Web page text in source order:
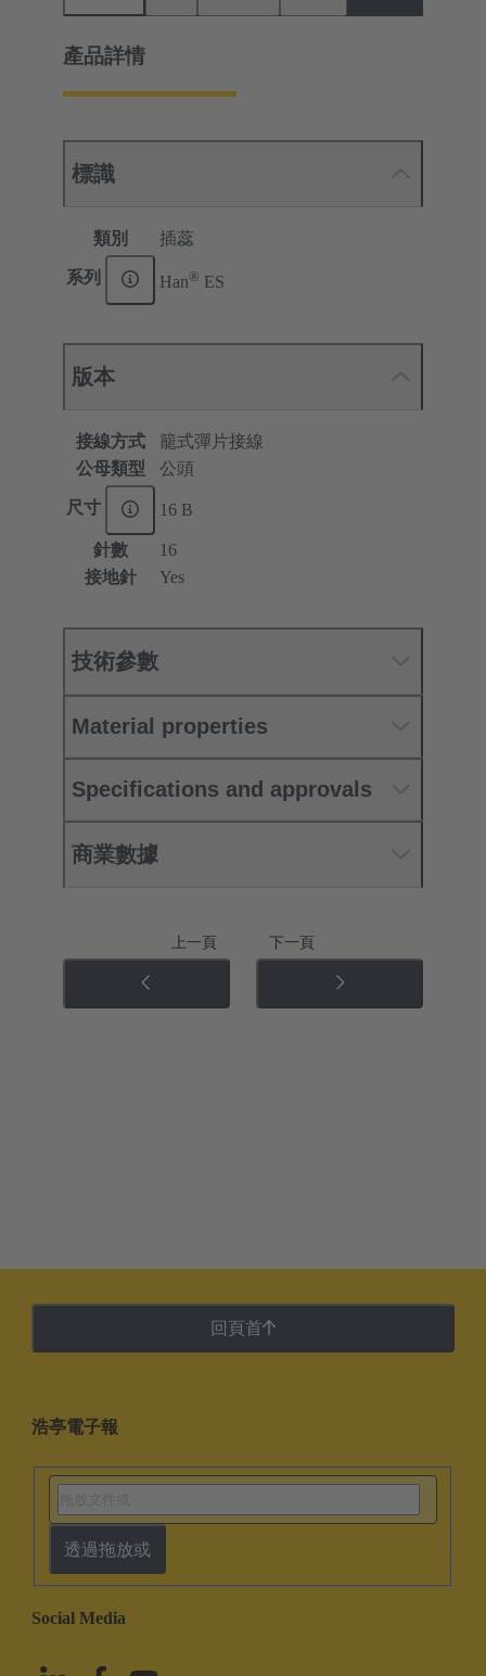
產品詳情
標識
類別 插蕊
系列 Han® ES
版本
接線方式
籠式彈片接線
公母類型
公頭
尺寸 16 B
針數
16
接地針
Yes
技術參數
Material properties
Specifications and approvals
商業數據
上一頁 下一頁
回頁首
浩亭電子報
透過拖放或
Social Media